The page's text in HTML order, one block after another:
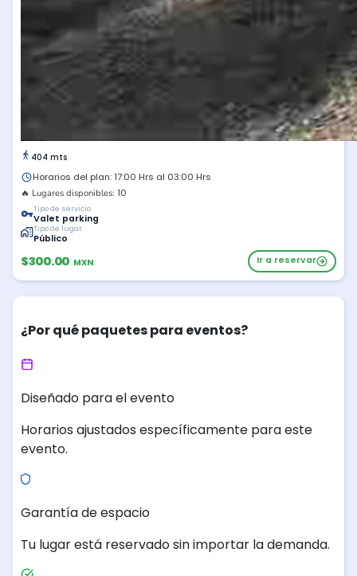
404 mts
Horarios del plan: 17:00 Hrs al 03:00 Hrs
🔥 Lugares disponibles: 10
Tipo de servicio
Valet parking
Tipo de lugar
Público
$300.00 MXN Ir a reservar
¿Por qué paquetes para eventos?
Diseñado para el evento
Horarios ajustados específicamente para este
evento.
Garantía de espacio
Tu lugar está reservado sin importar la demanda.